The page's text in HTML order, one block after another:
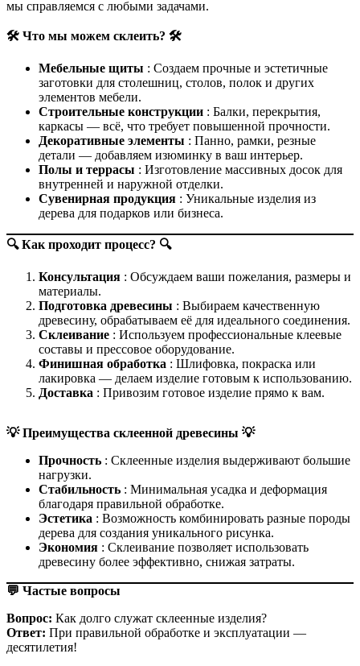
мы справляемся с любыми задачами.
🛠️ Что мы можем склеить? 🛠️
Мебельные щиты : Создаем прочные и эстетичные
заготовки для столешниц, столов, полок и других
элементов мебели.
Строительные конструкции : Балки, перекрытия,
каркасы — всё, что требует повышенной прочности.
Декоративные элементы : Панно, рамки, резные
детали — добавляем изюминку в ваш интерьер.
Полы и террасы : Изготовление массивных досок для
внутренней и наружной отделки.
Сувенирная продукция : Уникальные изделия из
дерева для подарков или бизнеса.
🔍 Как проходит процесс? 🔍
Консультация : Обсуждаем ваши пожелания, размеры и
материалы.
Подготовка древесины : Выбираем качественную
древесину, обрабатываем её для идеального соединения.
Склеивание : Используем профессиональные клеевые
составы и прессовое оборудование.
Финишная обработка : Шлифовка, покраска или
лакировка — делаем изделие готовым к использованию.
Доставка : Привозим готовое изделие прямо к вам.
💡 Преимущества склеенной древесины 💡
Прочность : Склеенные изделия выдерживают большие
нагрузки.
Стабильность : Минимальная усадка и деформация
благодаря правильной обработке.
Эстетика : Возможность комбинировать разные породы
дерева для создания уникального рисунка.
Экономия : Склеивание позволяет использовать
древесину более эффективно, снижая затраты.
💬 Частые вопросы
Вопрос: Как долго служат склеенные изделия?
Ответ: При правильной обработке и эксплуатации —
десятилетия!